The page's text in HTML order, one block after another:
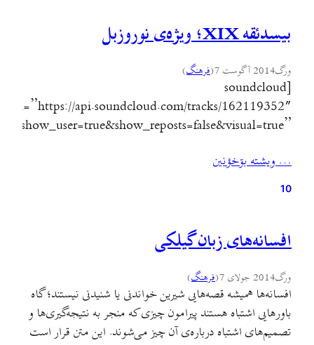
بیسدئقه XIX؛ ویژه‌ی نوروزبل
ورگ2014 آگوست 7 (فرهنگ)
[soundcloud
url=”https://api.soundcloud.com/tracks/162119352″
… ويشته بۊخؤنين
10
افسانه‌های زبان گیلکی
ورگ2014 جولای 7 (فرهنگ)
افسانه‌ها همیشه قصه‌هایی شیرین خواندنی یا شنیدنی نیستند؛ گاه
باورهایی اشتباه هستند پیرامون چیزی که منجر به نتیجه‌گیری‌ها و
تصمیم‌های اشتباه درباره‌ی آن چیز می‌شوند. این متن قرار است